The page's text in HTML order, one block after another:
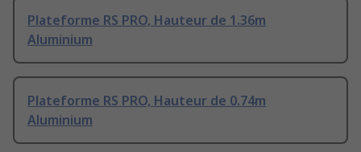
Plateforme RS PRO, Hauteur de 1.36m
Aluminium
Plateforme RS PRO, Hauteur de 0.74m
Aluminium